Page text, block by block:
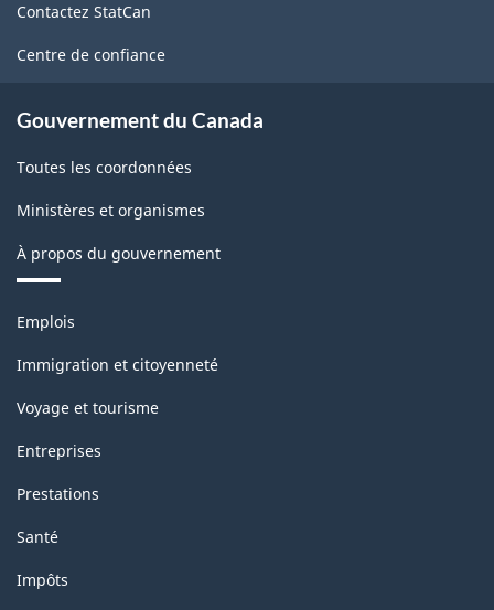
ce
site
Contactez StatCan
Centre de confiance
Gouvernement du Canada
Toutes les coordonnées
Ministères et organismes
À propos du gouvernement
Thèmes
sujets
Emplois
Immigration et citoyenneté
Voyage et tourisme
Entreprises
Prestations
Santé
Impôts